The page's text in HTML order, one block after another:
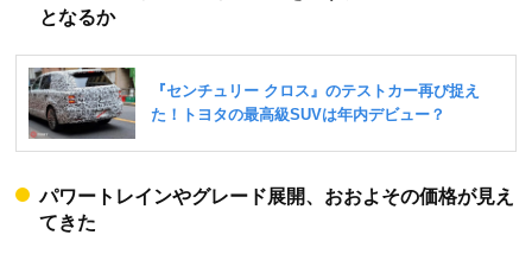
となるか
パワートレインやグレード展開、おおよその価格が見え
てきた